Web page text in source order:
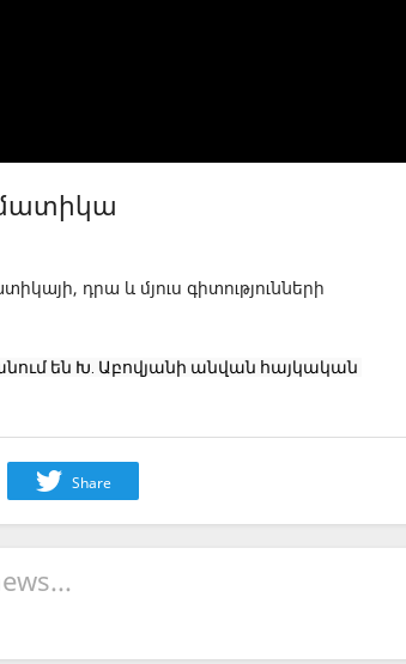
դրա և մյուս գիտությունների
են Խ. Աբովյանի անվան հայկական
Share